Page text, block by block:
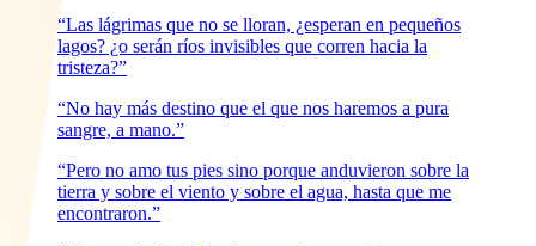
“Las lágrimas que no se lloran, ¿esperan en pequeños
lagos? ¿o serán ríos invisibles que corren hacia la
tristeza?”
“No hay más destino que el que nos haremos a pura
sangre, a mano.”
“Pero no amo tus pies sino porque anduvieron sobre la
tierra y sobre el viento y sobre el agua, hasta que me
encontraron.”